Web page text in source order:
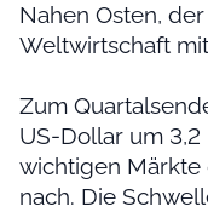
Nahen Osten,
Weltwirtschaft
Zum
US-Dollar um
wichtigen Märkte
nach. Die